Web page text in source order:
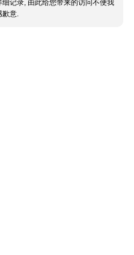
记录, 由此给您带来的访问不便我
歉意.